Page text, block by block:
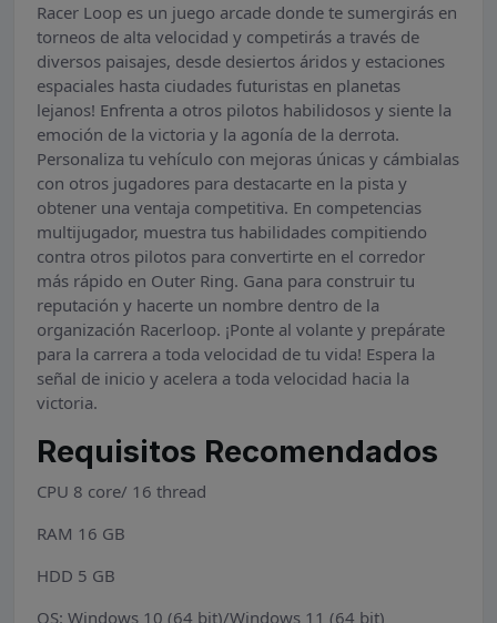
Racer Loop es un juego arcade donde te sumergirás en
torneos de alta velocidad y competirás a través de
diversos paisajes, desde desiertos áridos y estaciones
espaciales hasta ciudades futuristas en planetas
lejanos! Enfrenta a otros pilotos habilidosos y siente la
emoción de la victoria y la agonía de la derrota.
Personaliza tu vehículo con mejoras únicas y cámbialas
con otros jugadores para destacarte en la pista y
obtener una ventaja competitiva. En competencias
multijugador, muestra tus habilidades compitiendo
contra otros pilotos para convertirte en el corredor
más rápido en Outer Ring. Gana para construir tu
reputación y hacerte un nombre dentro de la
organización Racerloop. ¡Ponte al volante y prepárate
para la carrera a toda velocidad de tu vida! Espera la
señal de inicio y acelera a toda velocidad hacia la
victoria.
Requisitos Recomendados
CPU 8 core/ 16 thread
RAM 16 GB
HDD 5 GB
OS: Windows 10 (64 bit)/Windows 11 (64 bit)